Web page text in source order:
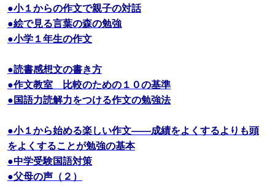
●小１からの作文で親子の対話
●絵で見る言葉の森の勉強
●小学１年生の作文
●読書感想文の書き方
●作文教室 比較のための１０の基準
●国語力読解力をつける作文の勉強法
●小１から始める楽しい作文――成績をよくするよりも頭
をよくすることが勉強の基本
●中学受験国語対策
●父母の声（２）